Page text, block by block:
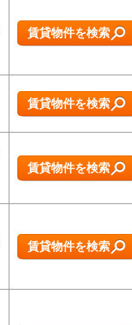
賃貸物件を検索
賃貸物件を検索
賃貸物件を検索
賃貸物件を検索